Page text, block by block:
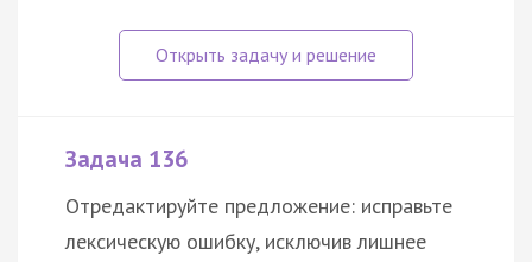
Задача 136
Отредактируйте предложение: исправьте
лексическую ошибку, исключив лишнее